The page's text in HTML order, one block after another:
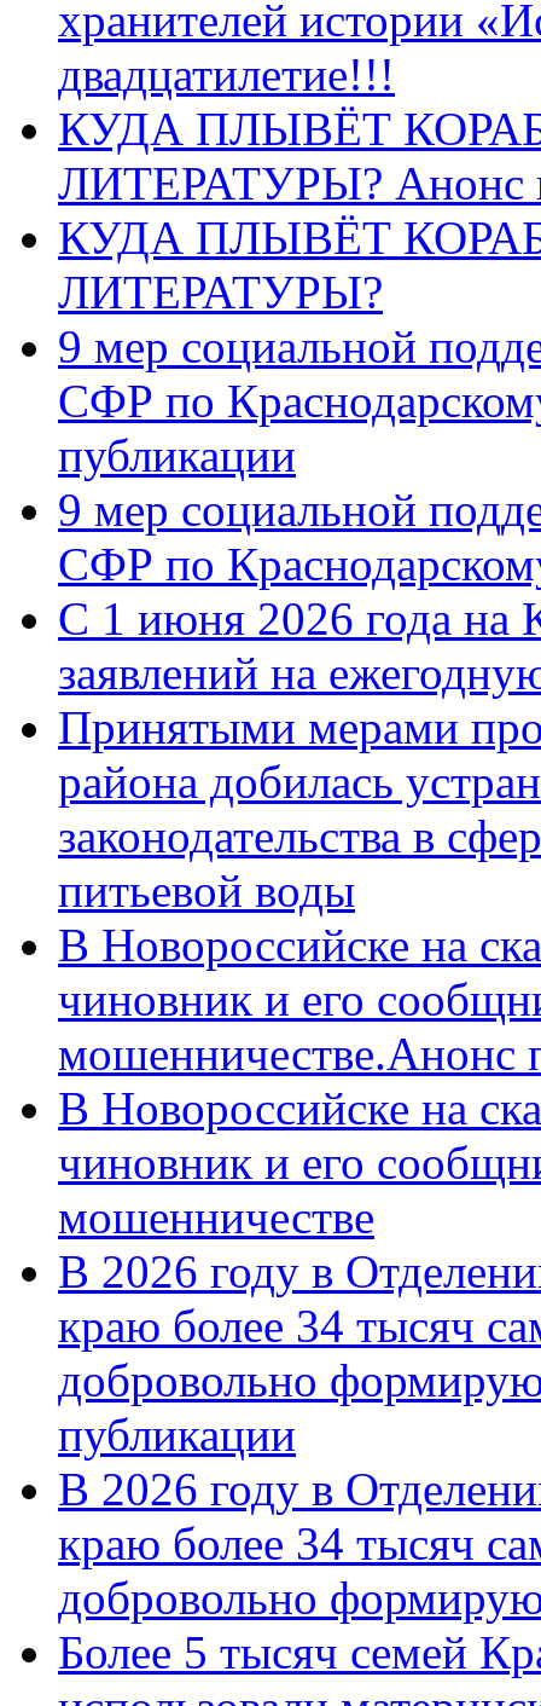
хранителей истории
двадцатилетие!!!
КУДА ПЛЫВЁТ
ЛИТЕРАТУРЫ? Анонс
КУДА ПЛЫВЁТ
ЛИТЕРАТУРЫ?
9 мер социальной
СФР по
публикации
9 мер социальной
СФР по
С 1 июня 2026 года на
заявлений на
Принятыми мерами
района добилась
законодательства в
питьевой воды
В Новороссийске на
чиновник и его
мошенничестве.Анонс
В Новороссийске на
чиновник и его
мошенничестве
В 2026 году в
краю более 34 тысяч
добровольно
публикации
В 2026 году в
краю более 34 тысяч
добровольно
Более 5 тысяч семей